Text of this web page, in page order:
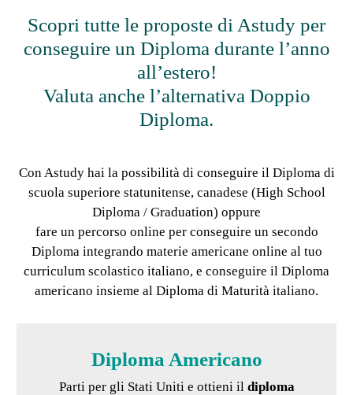
Scopri tutte le proposte di Astudy per
conseguire un Diploma durante l’anno
all’estero!
Valuta anche l’alternativa Doppio
Diploma.
Con Astudy hai la possibilità di conseguire il Diploma di
scuola superiore statunitense, canadese (High School
Diploma / Graduation) oppure
fare un percorso online per conseguire un secondo
Diploma integrando materie americane online al tuo
curriculum scolastico italiano, e conseguire il Diploma
americano insieme al Diploma di Maturità italiano.
Diploma Americano
Parti per gli Stati Uniti e ottieni il diploma